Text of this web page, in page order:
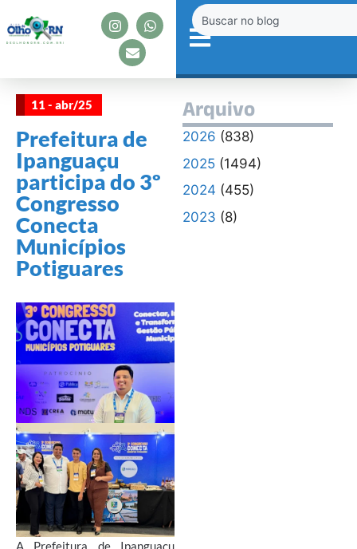
11 - abr/25
Prefeitura de
Ipanguaçu
participa do 3º
Congresso
Conecta
Municípios
Potiguares
A Prefeitura de Ipanguaçu
Arquivo
2026 (838)
2025(1494)
2024 (455)
2023 (8)